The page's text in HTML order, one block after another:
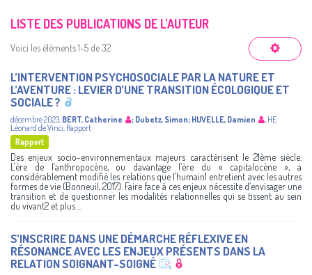
LISTE DES PUBLICATIONS DE L’AUTEUR
Voici les éléments 1-5 de 32
L’INTERVENTION PSYCHOSOCIALE PAR LA NATURE ET
L’AVENTURE : LEVIER D’UNE TRANSITION ÉCOLOGIQUE ET
SOCIALE ?
décembre 2023, BERT, Catherine ; Dubetz, Simon; HUVELLE, Damien , HE
Léonard de Vinci, Rapport
Rapport
Des enjeux socio-environnementaux majeurs caractérisent le 21ème siècle.
L’ère de l’anthropocène, ou davantage l’ère du « capitalocène », a
considérablement modifié les relations que l’humain1 entretient avec les autres
formes de vie (Bonneuil, 2017). Faire face à ces enjeux nécessite d’envisager une
transition et de questionner les modalités relationnelles qui se tissent au sein
du vivant2 et plus ...
S’INSCRIRE DANS UNE DÉMARCHE RÉFLEXIVE EN
RÉSONANCE AVEC LES ENJEUX PRÉSENTS DANS LA
RELATION SOIGNANT-SOIGNÉ